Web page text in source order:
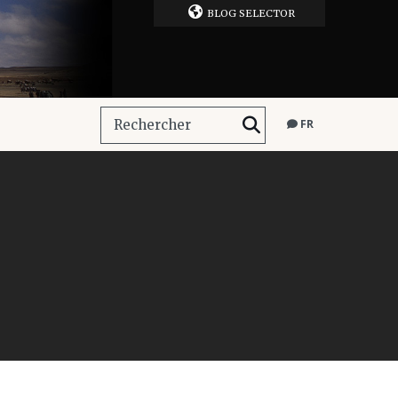
BLOG SELECTOR
FR